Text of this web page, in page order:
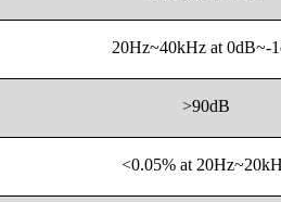
20Hz~40kHz at 0dB~-
>90dB
<0.05% at